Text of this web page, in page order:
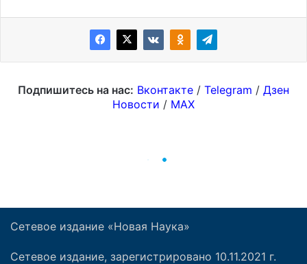
Сетевое издание «Новая Наука»
Сетевое издание, зарегистрировано 10.11.2021 г.